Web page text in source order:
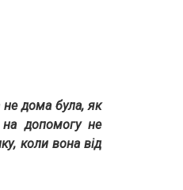
не дома була, як
на допомогу не
коли вона від